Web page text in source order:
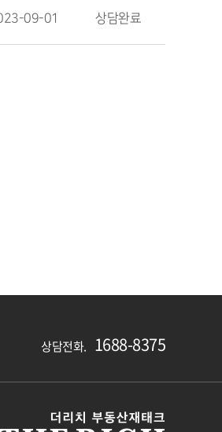
09-01 상담완료
상담전화. 1688-8375